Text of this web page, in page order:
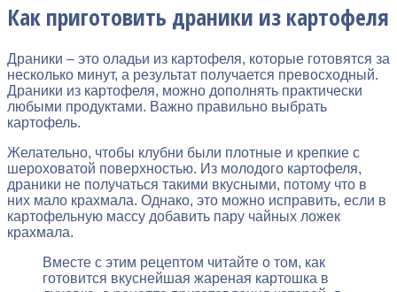
Как приготовить драники из картофеля
Драники – это оладьи из картофеля, которые готовятся за
несколько минут, а результат получается превосходный.
Драники из картофеля, можно дополнять практически
любыми продуктами. Важно правильно выбрать
картофель.
Желательно, чтобы клубни были плотные и крепкие с
шероховатой поверхностью. Из молодого картофеля,
драники не получаться такими вкусными, потому что в
них мало крахмала. Однако, это можно исправить, если в
картофельную массу добавить пару чайных ложек
крахмала.
Вместе с этим рецептом читайте о том, как
готовится вкуснейшая жареная картошка в